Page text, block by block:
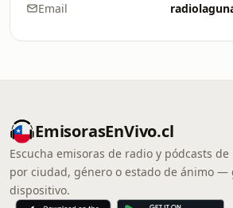
Email
EmisorasEnVivo.cl
Escucha emisoras de radio y pódcasts de
por ciudad, género o estado de ánimo
dispositivo.